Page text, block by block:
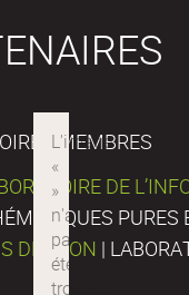
MEMBRES
DE
PURES
DE LYON |